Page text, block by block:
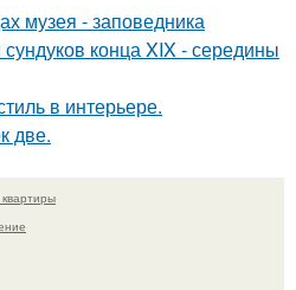
музея - заповедника
конца XIX - середины
в интерьере.
две.